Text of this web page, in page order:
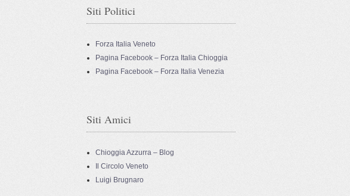
Siti Politici
Forza Italia Veneto
Pagina Facebook – Forza Italia Chioggia
Pagina Facebook – Forza Italia Venezia
Siti Amici
Chioggia Azzurra – Blog
Il Circolo Veneto
Luigi Brugnaro